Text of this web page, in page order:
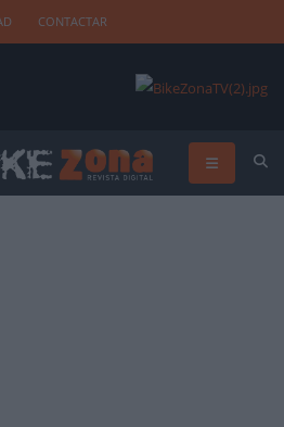
CONTACTAR